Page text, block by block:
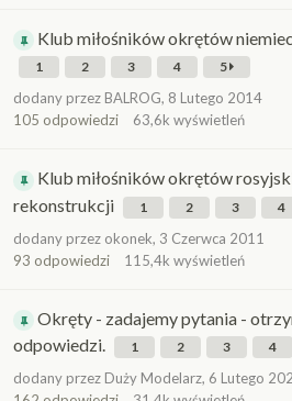
Klub miłośników okrętów
1 2 3 4 5
dodany przez BALROG, 8 Lutego 2014
105 odpowiedzi 63,6k wyświetleń
Klub miłośników okrętów
rekonstrukcji
1 2 3 4
dodany przez okonek, 3 Czerwca 2011
93 odpowiedzi 115,4k wyświetleń
Okręty - zadajemy pytania -
odpowiedzi.
1 2 3 4
dodany przez Duży Modelarz, 6 Lutego